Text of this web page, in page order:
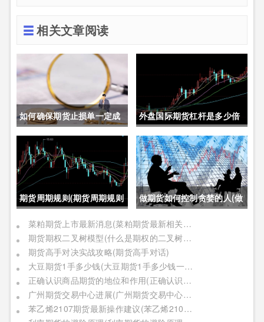
相关文章阅读
如何确保期货止损单一定成
交成功(如何确保期货止损单
一定成交成功呢)
外盘国际期货杠杆是多少倍
(外盘国际期货杠杆是多少倍
的)
期货周期规则(期货周期规则
是什么)
做期货如何控制贪婪的人(做
期货如何控制贪婪的人呢)
菜粕期货上市最新消息(菜粕期货最新相关信息)
期货期权二叉树模型(什么是期权的二叉树模型)
期货高手对决实战攻略(期货高手对话)
大豆期货1手多少钱(大豆期货1手多少钱一个)
正确认识商品期货的地位和作用(正确认识商品期货的地位和作用是什么)
广州期货交易中心进展(广州期货交易中心进展情况)
苯乙烯2107期货最新操作建议(苯乙烯2109期货)